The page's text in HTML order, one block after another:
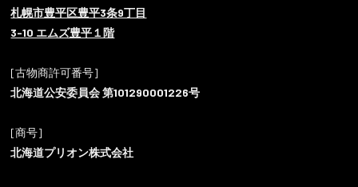
札幌市豊平区豊平3条9丁目
3-10 エムズ豊平１階
[古物商許可番号]
北海道公安委員会 第101290001226号
[商号]
北海道プリオン株式会社